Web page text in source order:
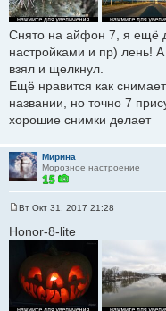
Снято на айфон 7, я ещё
настройками и пр) лень! А
взял и щелкнул.
Ещё нравится как
названии, но точно 7
хорошие снимки делает
Мирина
Морозное настроение
о
н
и
Вт Окт 31, 2017 21:28
Honor-8-lite